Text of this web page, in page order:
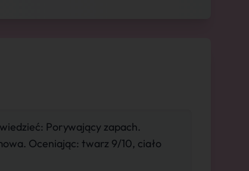
Porywający zapach.
Oceniając: twarz 9/10, ciało